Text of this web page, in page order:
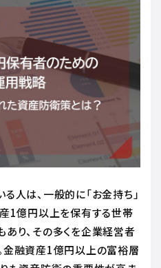
人は、一般的に「お金持ち」
産1億円以上を保有する世帯
り、その多くを企業経営者
金融資産1億円以上の富裕層